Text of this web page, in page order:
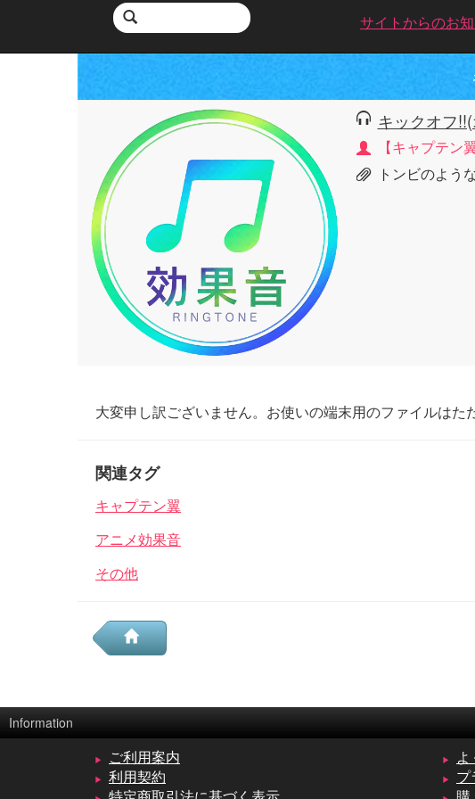
サイトからのお
キックオフ
【キャプテン
トンビのよう
大変申し訳ございません。お使いの端末用のファイルはた
関連タグ
キャプテン翼
アニメ効果音
その他
Information
ご利用案内
利用契約
プ